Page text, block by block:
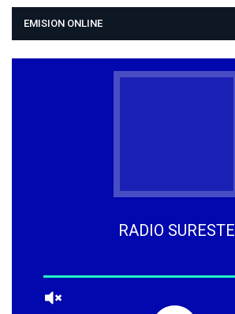
EMISION ONLINE
RADIO SURESTE